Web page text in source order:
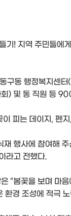
기! 지역 주민들에
구동 행정복지센
) 및 동 직원 등 90
이 피는 데이지, 펜
재 행사에 참여해
라고 전했다.
“봄꽃을 보며 마
환경 조성에 적극